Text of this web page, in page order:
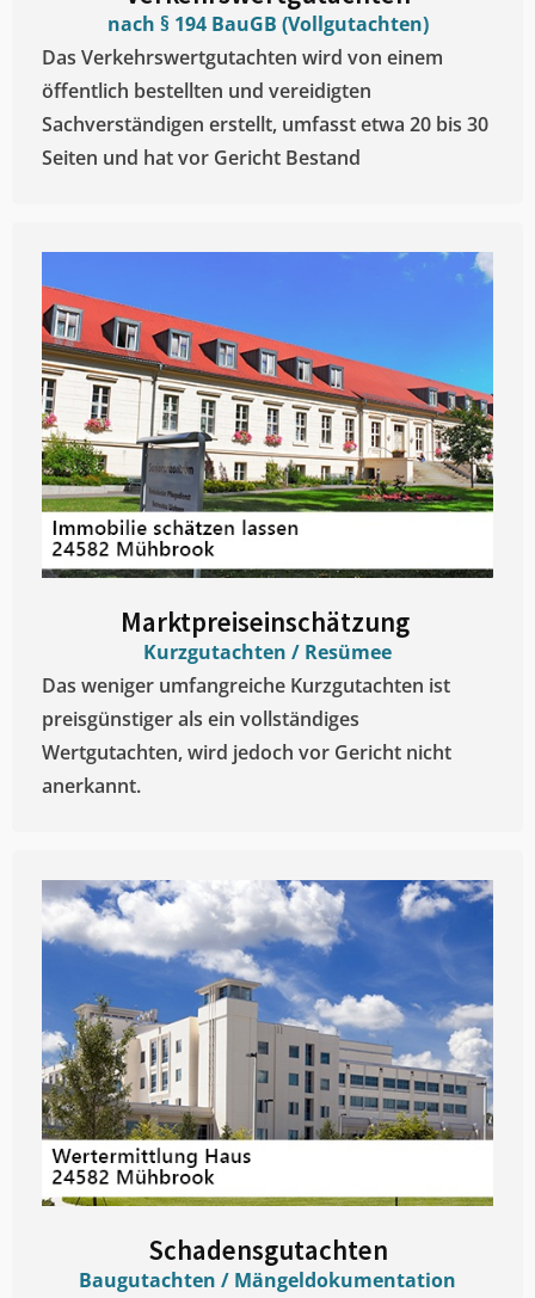
nach § 194 BauGB (Vollgutachten)
Das Verkehrswertgutachten wird von einem
öffentlich bestellten und vereidigten
Sachverständigen erstellt, umfasst etwa 20 bis 30
Seiten und hat vor Gericht Bestand
Marktpreiseinschätzung ​
Kurzgutachten / Resümee
Das weniger umfangreiche Kurzgutachten ist
preisgünstiger als ein vollständiges
Wertgutachten, wird jedoch vor Gericht nicht
anerkannt.
Schadensgutachten
Baugutachten / Mängeldokumentation